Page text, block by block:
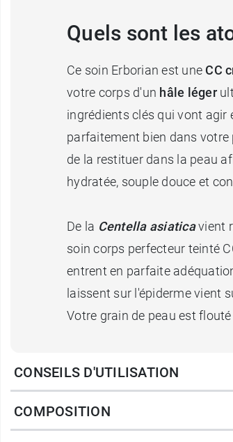
Quels sont les
Ce soin Erborian est uneCC
votre corps d'un hâle léger
ingrédients clés qui vont agir
parfaitement bien dans votre
de la restituer dans la peau
hydratée, souple douce et
De la Centella asiaticavient
soin corps perfecteur teinté
entrent en parfaite
laissent sur l'épiderme vient
Votre grain de peau est
ni transfert.
Avec le Soin corps
CONSEILS D'UTILISATION
COMPOSITION